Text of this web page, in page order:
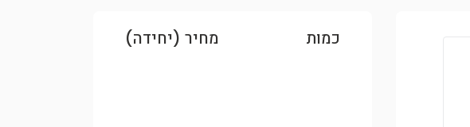
כמות מחיר (יחידה)